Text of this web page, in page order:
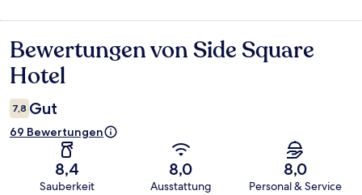
Bewertungen
Bewertungen von Side Square
Hotel
7,8 Gut
69 Bewertungen
8,4
Sauberkeit
8,0
Ausstattung
8,0
Personal & Service